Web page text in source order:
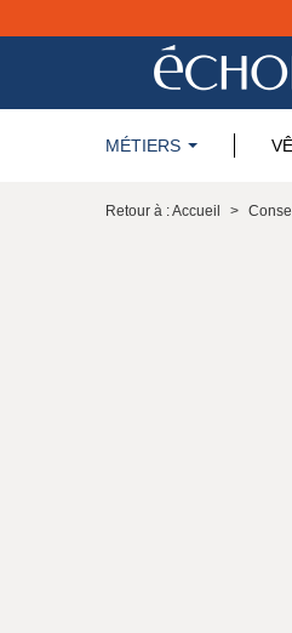
MÉTIERS
Retour à : Accueil >